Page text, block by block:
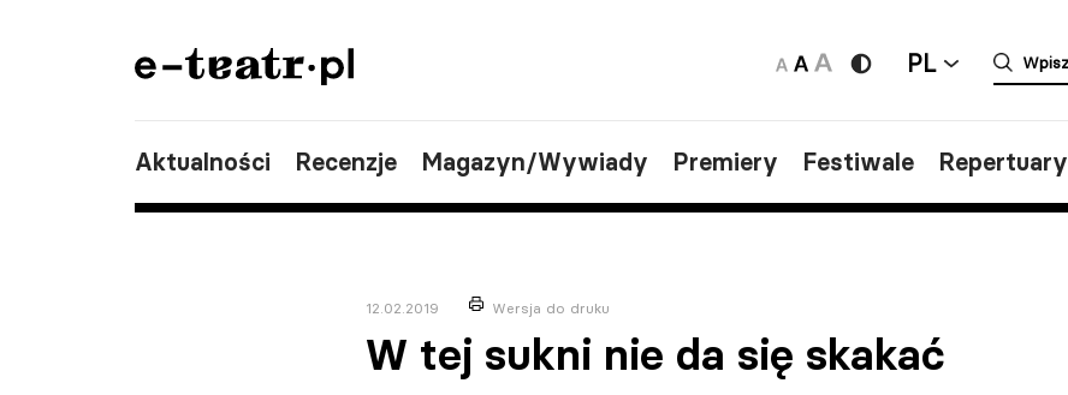
PL
Aktualności Recenzje Magazyn/Wywiady Premiery Festiwale Repertuary
12.02.2019 Wersja do druku
W tej sukni nie da się skakać